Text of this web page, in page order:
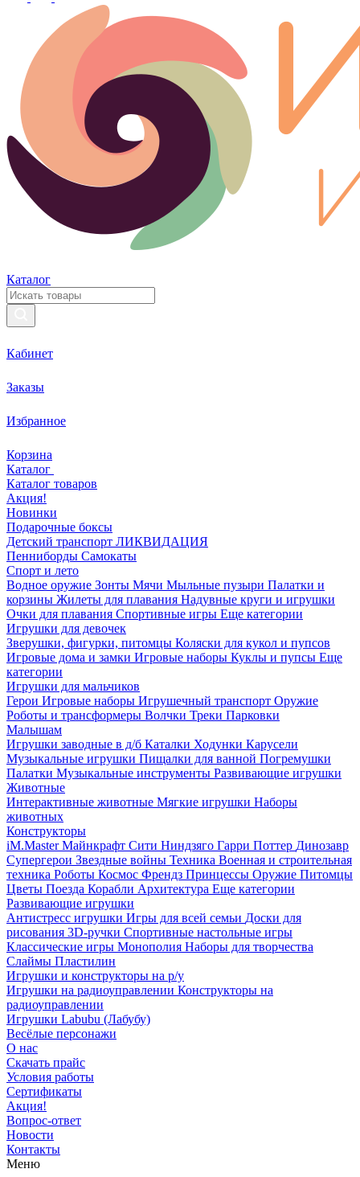
Каталог
Кабинет
Заказы
Избранное
Корзина
Каталог
Каталог товаров
Акция!
Новинки
Подарочные боксы
Детский транспорт ЛИКВИДАЦИЯ
Пенниборды Самокаты
Спорт и лето
Водное оружие Зонты Мячи Мыльные пузыри Палатки и
корзины Жилеты для плавания Надувные круги и игрушки
Очки для плавания Спортивные игры Еще категории
Игрушки для девочек
Зверушки, фигурки, питомцы Коляски для кукол и пупсов
Игровые дома и замки Игровые наборы Куклы и пупсы Еще
категории
Игрушки для мальчиков
Герои Игровые наборы Игрушечный транспорт Оружие
Роботы и трансформеры Волчки Треки Парковки
Малышам
Игрушки заводные в д/б Каталки Ходунки Карусели
Музыкальные игрушки Пищалки для ванной Погремушки
Палатки Музыкальные инструменты Развивающие игрушки
Животные
Интерактивные животные Мягкие игрушки Наборы
животных
Конструкторы
iM.Master Майнкрафт Сити Ниндзяго Гарри Поттер Динозавр
Супергерои Звездные войны Техника Военная и строительная
техника Роботы Космос Френдз Принцессы Оружие Питомцы
Цветы Поезда Корабли Архитектура Еще категории
Развивающие игрушки
Антистресс игрушки Игры для всей семьи Доски для
рисования 3D-ручки Спортивные настольные игры
Классические игры Монополия Наборы для творчества
Слаймы Пластилин
Игрушки и конструкторы на р/у
Игрушки на радиоуправлении Конструкторы на
радиоуправлении
Игрушки Labubu (Лабубу)
Весёлые персонажи
О нас
Скачать прайс
Условия работы
Сертификаты
Акция!
Вопрос-ответ
Новости
Контакты
Меню